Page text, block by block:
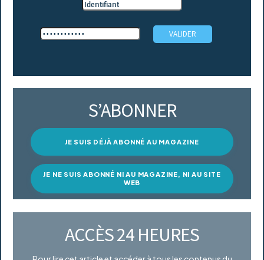
S’ABONNER
JE SUIS DÉJÀ ABONNÉ AU MAGAZINE
JE NE SUIS ABONNÉ NI AU MAGAZINE, NI AU SITE
WEB
ACCÈS 24 HEURES